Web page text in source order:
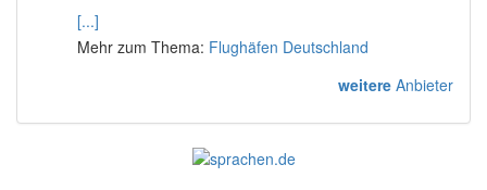
[...]
Mehr zum Thema: Flughäfen Deutschland
weitere Anbieter